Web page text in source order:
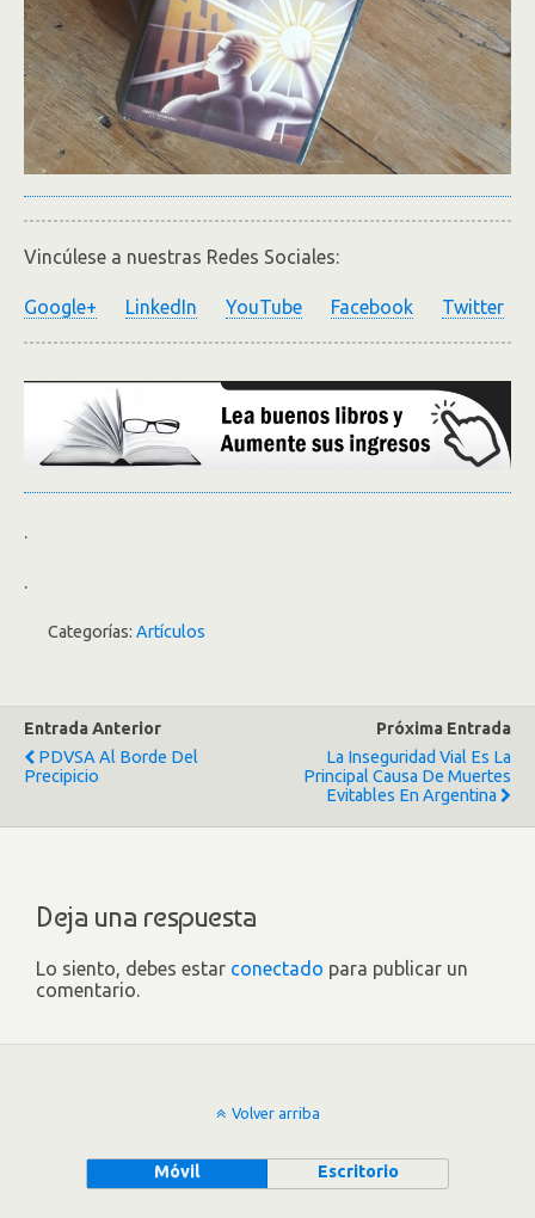
Vincúlese a nuestras Redes Sociales:
Google+ LinkedIn YouTube Facebook Twitter
.
.
Categorías: Artículos
Entrada Anterior
PDVSA Al Borde Del
Precipicio
Próxima Entrada
La Inseguridad Vial Es La
Principal Causa De Muertes
Evitables En Argentina
Deja una respuesta
Lo siento, debes estar conectado para publicar un
comentario.
Volver arriba
Móvil Escritorio